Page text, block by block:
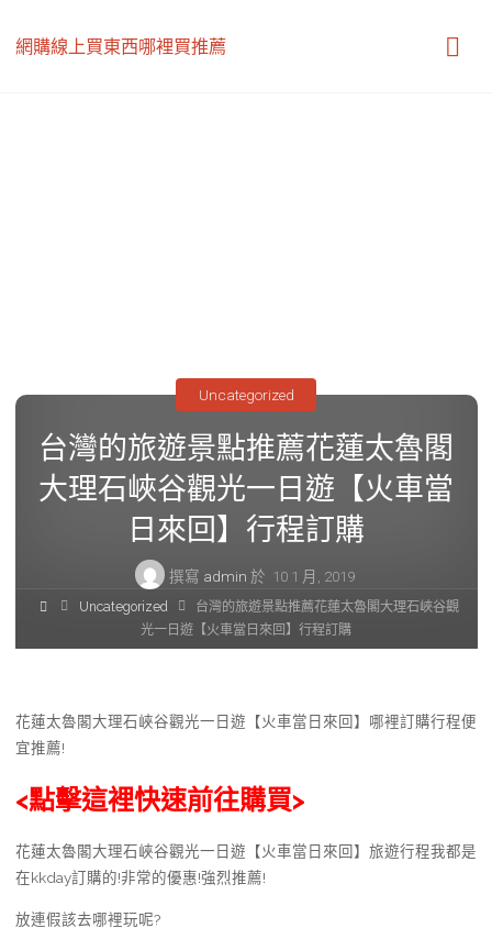
網購線上買東西哪裡買推薦
台灣的旅遊景點推薦花蓮太魯閣
大理石峽谷觀光一日遊【火車當
日來回】行程訂購
撰寫 admin 於 10 1 月, 2019
Uncategorized
首
Uncategorized
台灣的旅遊景點推薦花蓮太魯閣大理石峽谷觀
光一日遊【火車當日來回】行程訂購
花蓮太魯閣大理石峽谷觀光一日遊【火車當日來回】哪裡訂購行程便
宜推薦!
<點擊這裡快速前往購買>
花蓮太魯閣大理石峽谷觀光一日遊【火車當日來回】旅遊行程我都是
在kkday訂購的!非常的優惠!強烈推薦!
放連假該去哪裡玩呢?